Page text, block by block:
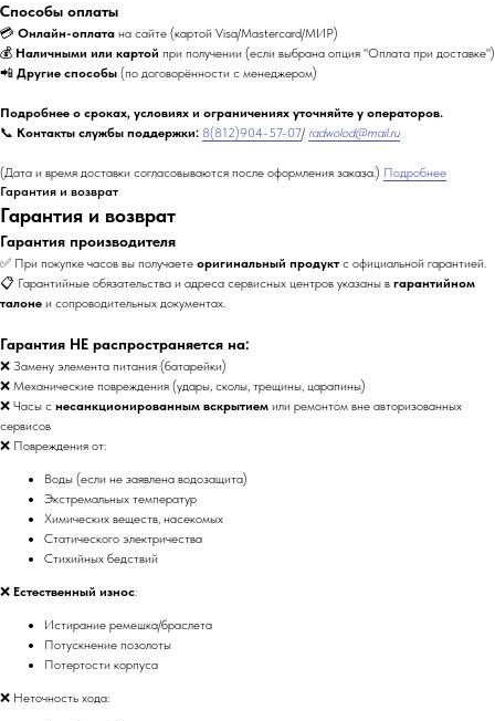
Способы оплаты
💳 Онлайн-оплата на сайте (картой Visa/Mastercard/МИР)
💰 Наличными или картой при получении (если выбрана опция "Оплата при доставке")
📲 Другие способы (по договорённости с менеджером)
Подробнее о сроках, условиях и ограничениях уточняйте у операторов.
📞 Контакты службы поддержки: 8(812)904-57-07/ radwolod@mail.ru
(Дата и время доставки согласовываются после оформления заказа.) Подробнее
Гарантия и возврат
Гарантия и возврат
Гарантия производителя
✅ При покупке часов вы получаете оригинальный продукт с официальной гарантией.
📋 Гарантийные обязательства и адреса сервисных центров указаны в гарантийном
талоне и сопроводительных документах.
Гарантия НЕ распространяется на:
❌ Замену элемента питания (батарейки)
❌ Механические повреждения (удары, сколы, трещины, царапины)
❌ Часы с несанкционированным вскрытием или ремонтом вне авторизованных
сервисов
❌ Повреждения от:
Воды (если не заявлена водозащита)
Экстремальных температур
Химических веществ, насекомых
Статического электричества
Стихийных бедствий
❌ Естественный износ:
Истирание ремешка/браслета
Потускнение позолоты
Потертости корпуса
❌ Неточность хода: